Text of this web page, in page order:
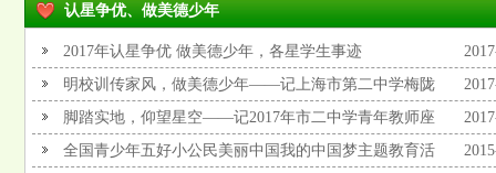
认星争优、做美德少年
2017年认星争优 做美德少年，各星学生事迹
明校训传家风，做美德少年——记上海市第二中学梅陇
校区2016学年第二学期开学典礼
脚踏实地，仰望星空——记2017年市二中学青年教师座
谈会 全国青少年五好小公民美丽中国我的中国梦主题教育活